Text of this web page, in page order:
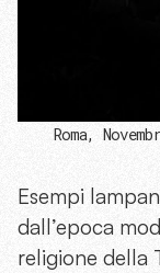
Roma,
Esempi
dall’epoca
religione della